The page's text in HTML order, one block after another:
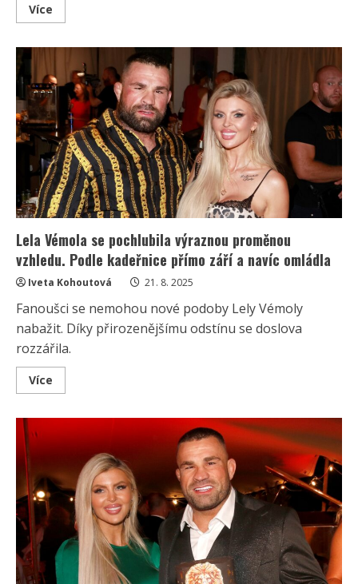
Více
more
poslala
vzkaz
z
nemocnice
po
operaci
půlročního
syna:
Moc
poděkovala
panu
doktorovi
Lela Vémola se pochlubila výraznou proměnou
vzhledu. Podle kadeřnice přímo září a navíc omládla
Iveta Kohoutová 21. 8. 2025
Fanoušci se nemohou nové podoby Lely Vémoly
nabažit. Díky přirozenějšímu odstínu se doslova
rozzářila.
Více
more
se
pochlubila
výraznou
proměnou
vzhledu.
Podle
kadeřnice
přímo
září
navíc
omládla